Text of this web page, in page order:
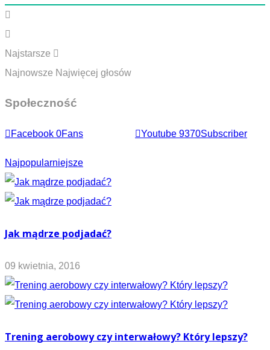
Najstarsze
Najnowsze Najwięcej głosów
Społeczność
Facebook 0Fans Youtube 9370Subscriber
Najpopularniejsze
Jak mądrze podjadać?
09 kwietnia, 2016
Trening aerobowy czy interwałowy? Który lepszy?